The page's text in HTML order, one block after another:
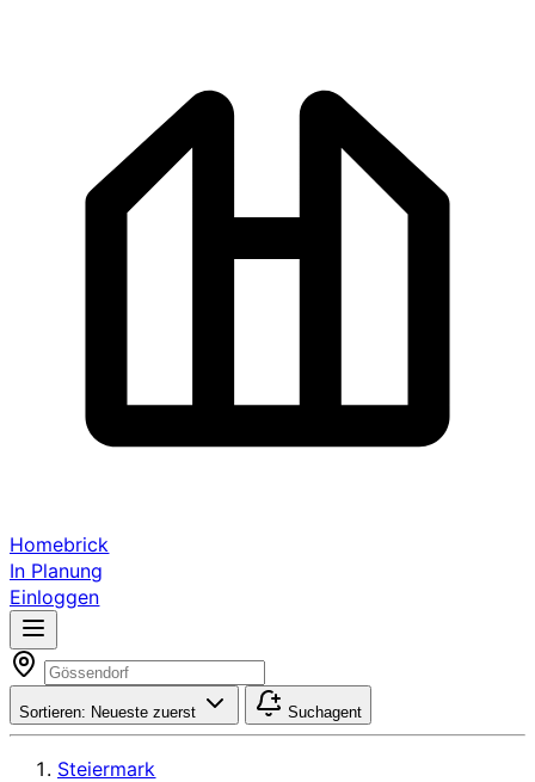
Homebrick
In Planung
Einloggen
Sortieren: Neueste zuerst Suchagent
Steiermark